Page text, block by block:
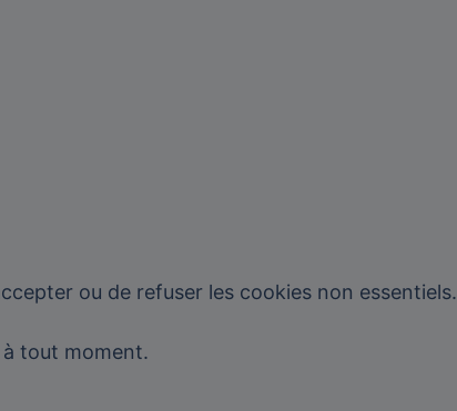
ou de refuser les cookies non essentiels.
tout moment.